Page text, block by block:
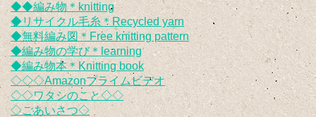
◆◆編み物＊knitting
◆リサイクル毛糸＊Recycled yarn
◆無料編み図＊Free knitting pattern
◆編み物の学び＊learning
◆編み物本＊Knitting book
◇◇◇Amazonプライムビデオ
◇◇ワタシのこと◇◇
◇ごあいさつ◇